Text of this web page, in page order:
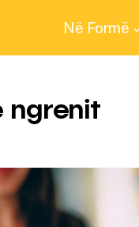
Në Formë
ngrenit